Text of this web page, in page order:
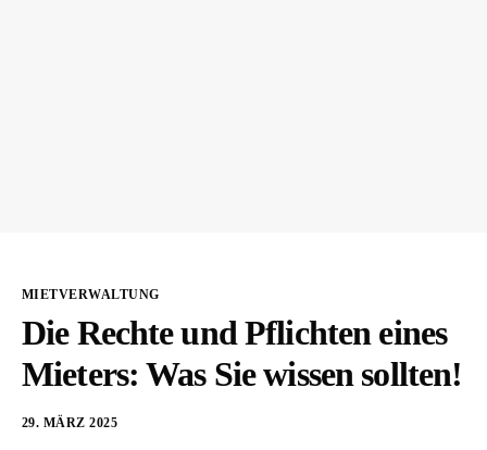
MIETVERWALTUNG
Die Rechte und Pflichten eines
Mieters: Was Sie wissen sollten!
29. MÄRZ 2025